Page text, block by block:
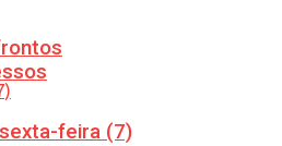
feira (7)